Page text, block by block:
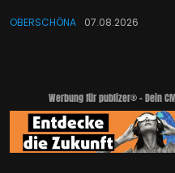
OBERSCHÖNA 07.08.2026
Werbung für publizer® - Dein